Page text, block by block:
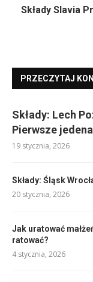
Składy Slavia
PRZECZYTAJ
Składy: Lech
Pierwsze
19 stycznia, 2026
Składy: Śląsk
20 stycznia, 2026
Jak uratować
ratować?
4 stycznia, 2026